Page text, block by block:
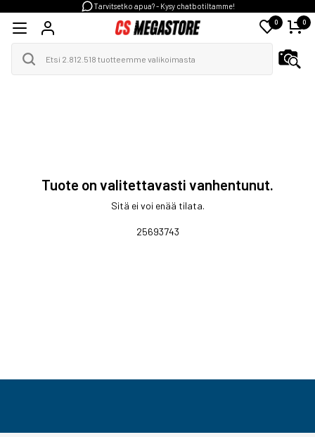
Tarvitsetko apua? - Kysy chatbotiltamme!
0 0
Tuote on valitettavasti vanhentunut.
Sitä ei voi enää tilata.
25693743